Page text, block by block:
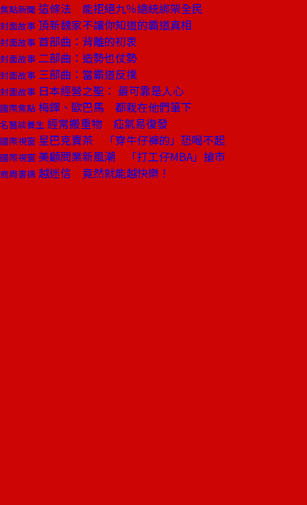
焦點新聞 這條法 能拒絕九％總統綁架全民
封面故事 頂新魏家不讓你知道的霸道真相
封面故事 首部曲：背離的初衷
封面故事 二部曲：造勢也仗勢
封面故事 三部曲：當霸道反撲
封面故事 日本經營之聖： 最可靠是人心
國際焦點 梅鐸、歐巴馬 都栽在他們筆下
名醫談養生 經常搬重物 疝氣易復發
國際視窗 星巴克賣茶 「穿牛仔褲的」恐喝不起
國際視窗 美顧問業新風潮 「打工仔MBA」搶市
商周書摘 越迷信 竟然就能越快樂！